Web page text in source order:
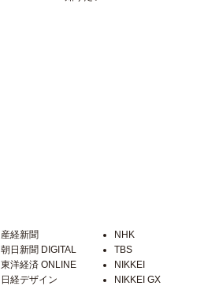
産経新聞
朝日新聞 DIGITAL
東洋経済 ONLINE
日経デザイン
NHK
TBS
NIKKEI
NIKKEI GX